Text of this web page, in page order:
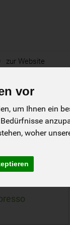
vor
um Ihnen ein
woher
zur Website
beruhigende